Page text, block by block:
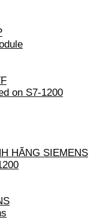
on S7-1200
HÃNG SIEMENS